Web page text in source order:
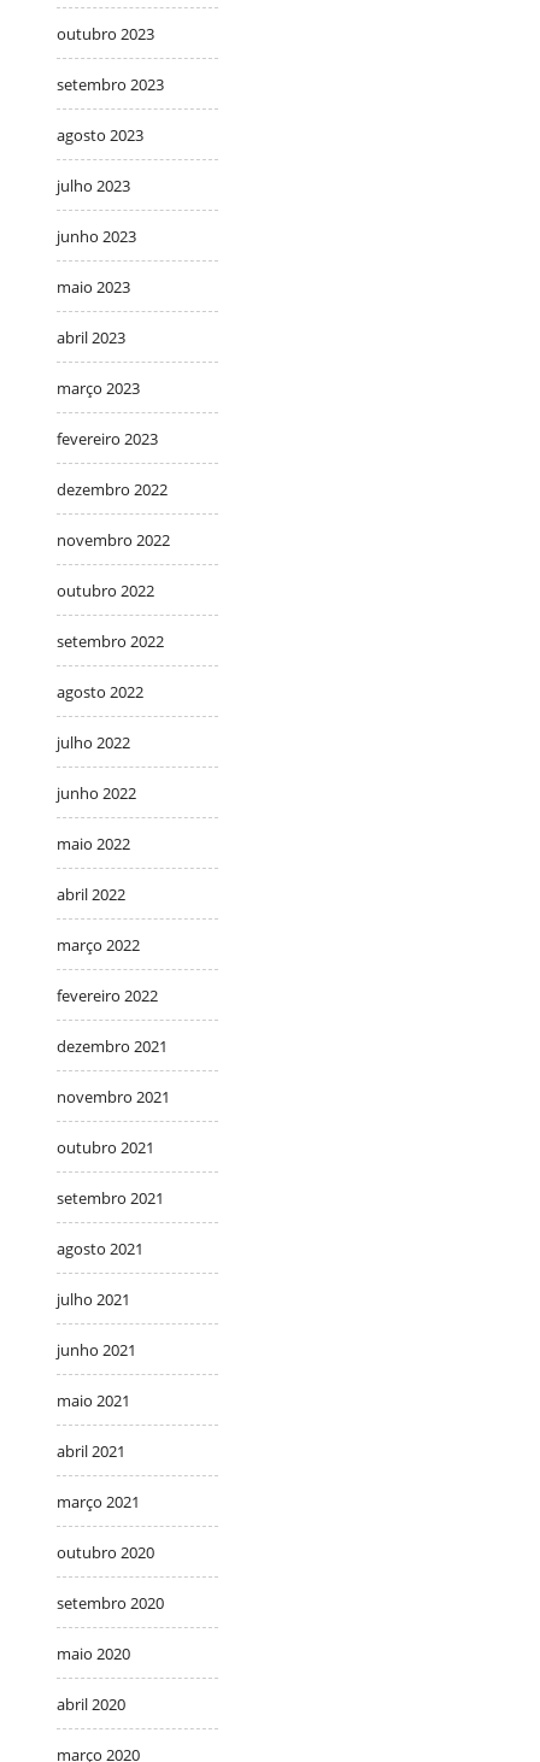
outubro 2023
setembro 2023
agosto 2023
julho 2023
junho 2023
maio 2023
abril 2023
março 2023
fevereiro 2023
dezembro 2022
novembro 2022
outubro 2022
setembro 2022
agosto 2022
julho 2022
junho 2022
maio 2022
abril 2022
março 2022
fevereiro 2022
dezembro 2021
novembro 2021
outubro 2021
setembro 2021
agosto 2021
julho 2021
junho 2021
maio 2021
abril 2021
março 2021
outubro 2020
setembro 2020
maio 2020
abril 2020
março 2020